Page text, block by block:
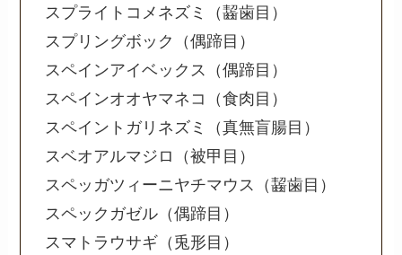
スプライトコメネズミ（齧歯目）
スプリングボック（偶蹄目）
スペインアイベックス（偶蹄目）
スペインオオヤマネコ（食肉目）
スペイントガリネズミ（真無盲腸目）
スベオアルマジロ（被甲目）
スペッガツィーニヤチマウス（齧歯目）
スペックガゼル（偶蹄目）
スマトラウサギ（兎形目）